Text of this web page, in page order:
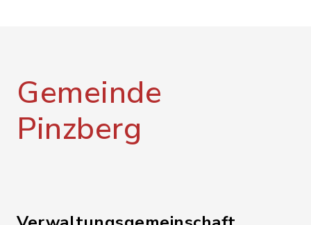
Gemeinde
Pinzberg